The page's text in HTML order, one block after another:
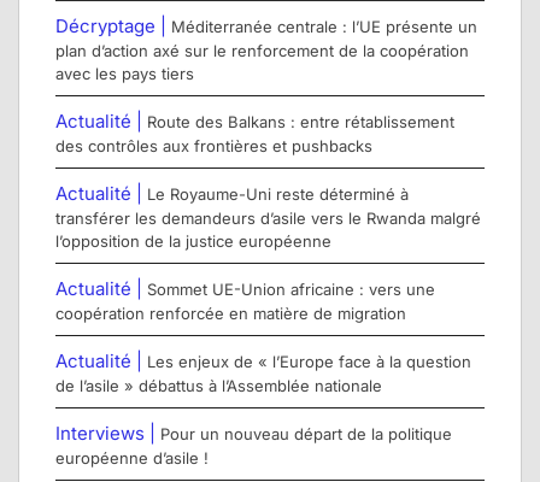
Décryptage |
Méditerranée centrale : l’UE présente un
plan d’action axé sur le renforcement de la coopération
avec les pays tiers
Actualité |
Route des Balkans : entre rétablissement
des contrôles aux frontières et pushbacks
Actualité |
Le Royaume-Uni reste déterminé à
transférer les demandeurs d’asile vers le Rwanda malgré
l’opposition de la justice européenne
Actualité |
Sommet UE-Union africaine : vers une
coopération renforcée en matière de migration
Actualité |
Les enjeux de « l’Europe face à la question
de l’asile » débattus à l’Assemblée nationale
Interviews |
Pour un nouveau départ de la politique
européenne d’asile !